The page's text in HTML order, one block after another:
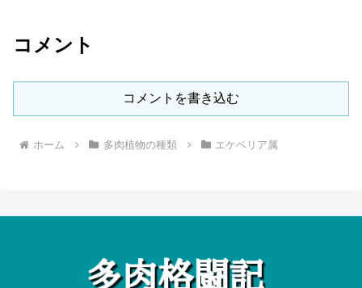
コメント
コメントを書き込む
ホーム 多肉植物の種類 エケベリア属